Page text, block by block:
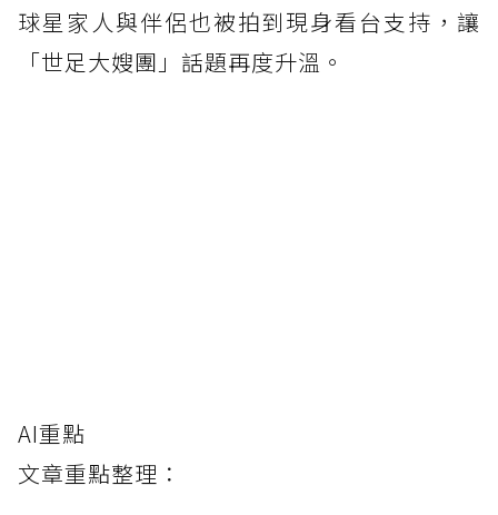
球星家人與伴侶也被拍到現身看台支持，讓
「世足大嫂團」話題再度升溫。
AI重點
文章重點整理：